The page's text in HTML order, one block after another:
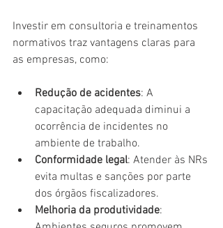
Investir em consultoria e treinamentos
normativos traz vantagens claras para
as empresas, como:
Redução de acidentes: A
capacitação adequada diminui a
ocorrência de incidentes no
ambiente de trabalho.
Conformidade legal: Atender às NRs
evita multas e sanções por parte
dos órgãos fiscalizadores.
Melhoria da produtividade: